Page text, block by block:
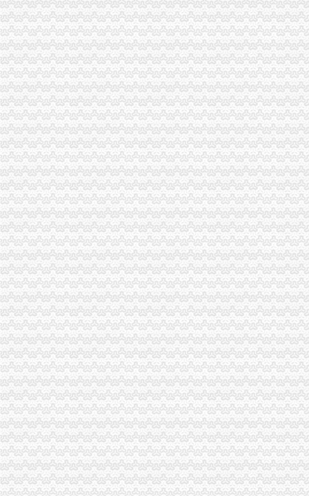
上海注册公司办税务登记证的流程-爱喇叭网
兴庆北区国地税联合办理税务登记证-新华网宁夏频道
中国[上海]自由贸易试验区单位纳税人新办税务登记证告知单-全文--法
北京办理税务登记证
沙坪坝区行政审批项目登记表【资料】.doc_淘豆网
石井坡
重庆市沙坪坝区石井坡街道中心湾社区居委会
重庆沙坪坝石井坡化妆学校排名重庆新时代学校S新闻头条-齐齐哈尔
重庆沙坪坝石井坡哪些化妆学校比较好重庆新时代学校F新闻头条-鞍
重庆石井坡写字楼出租_重庆石井坡写字楼出售_渝房网
好的！！！！！！【石井坡小学吧】_百度贴吧
曾家办税务登记证
【台州税务登记|税务登记证办理|代理税务登记】-台州赶集网
我想办税务登记证,我是摊位,可以吗-110网免费法律咨询
税务登记_税务登记证办理_税务登记证年检_税务登记证注销_一品威客
国家税务总局关于换发税务登记证件有关问题的补充通知_全文
代办青岛营业执照、组织机构代码、税务登记证
杨公桥办税务登记证
河南省人民门户网站开封地税局简政放权办张“三证联办”税
重庆燃气2016年半年度报告
环保督察工作专题-东至县网站
【办税务登记证办理组织机构代码办理刻章营业执照正副本变更】价格
【重庆杨公桥工商注册|工商注册代理|工商注册代办】-重庆赶集网
西永办税务登记证
办理税务登记证需要的材料【今日推荐网-青岛工商/税务/财务】
2017年南怎么样注册公司流程及费用
疑惑,办理税务登记证局部收费？？【聊城吧】_百度贴吧
苏州公司成立后如何办理税务登记证-阿里巴巴专栏
纳税人办理税务登记证后,如发生（）时,应当办理注销税务登记。
新桥办税务登记证
分类广告_新浪新闻
分类广告_资讯频道_凤凰网
高要重点项目（工作）监督况专栏
11月7日广西广西城建咨询有限公司玉林市福绵区新桥联片农村饮水安